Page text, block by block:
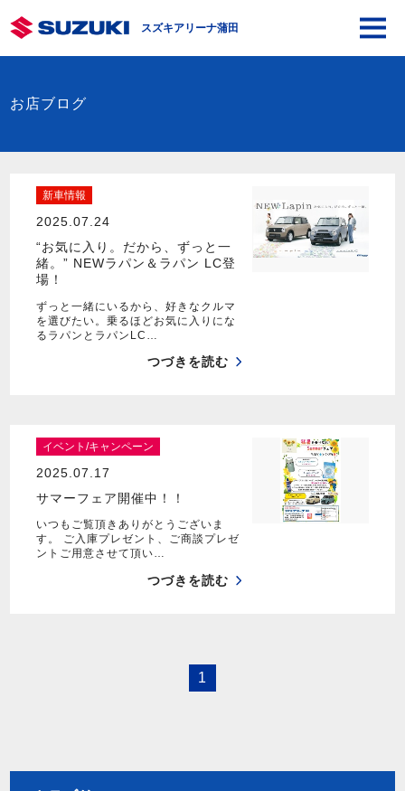
スズキアリーナ蒲田
お店ブログ
新車情報
2025.07.24
“お気に入り。だから、ずっと一
緒。” NEWラパン＆ラパン LC登
場！
ずっと一緒にいるから、好きなクルマ
を選びたい。乗るほどお気に入りにな
るラパンとラパンLC…
つづきを読む
イベント/キャンペーン
2025.07.17
サマーフェア開催中！！
いつもご覧頂きありがとうございま
す。 ご入庫プレゼント、ご商談プレゼ
ントご用意させて頂い…
つづきを読む
1